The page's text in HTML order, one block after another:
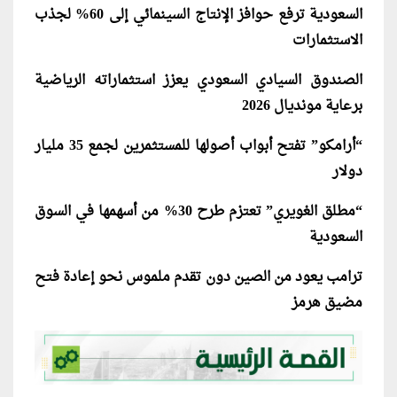
السعودية ترفع حوافز الإنتاج السينمائي إلى 60% لجذب
الاستثمارات
الصندوق السيادي السعودي يعزز استثماراته الرياضية
برعاية مونديال 2026
“أرامكو” تفتح أبواب أصولها للمستثمرين لجمع 35 مليار
دولار
“مطلق الغويري” تعتزم طرح 30% من أسهمها في السوق
السعودية
ترامب يعود من الصين دون تقدم ملموس نحو إعادة فتح
مضيق هرمز